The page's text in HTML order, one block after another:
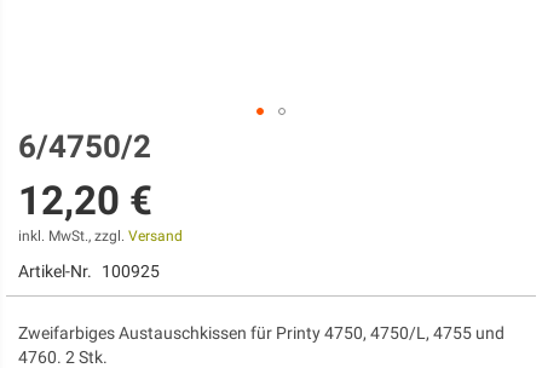
Zum
Anfang
der
Bildgalerie
springen
6/4750/2
12,20 €
inkl. MwSt., zzgl. Versand
Artikel-Nr. 100925
Zweifarbiges Austauschkissen für Printy 4750, 4750/L, 4755 und
4760. 2 Stk.